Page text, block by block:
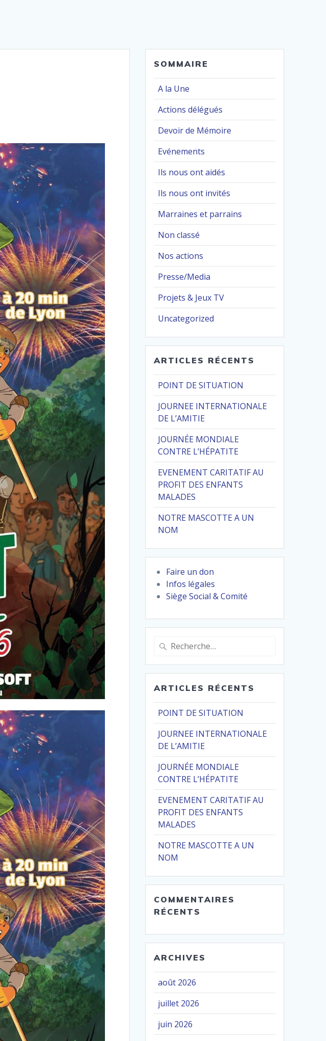
SOMMAIRE
A la Une
Actions délégués
Devoir de Mémoire
Evénements
Ils nous ont aidés
Ils nous ont invités
Marraines et parrains
Non classé
Nos actions
Presse/Media
Projets & Jeux TV
Uncategorized
ARTICLES RÉCENTS
POINT DE SITUATION
JOURNEE INTERNATIONALE
DE L’AMITIE
JOURNÉE MONDIALE
CONTRE L’HÉPATITE
EVENEMENT CARITATIF AU
PROFIT DES ENFANTS
MALADES
NOTRE MASCOTTE A UN
NOM
Faire un don
Infos légales
Siège Social & Comité
Recherche
:
ARTICLES RÉCENTS
POINT DE SITUATION
JOURNEE INTERNATIONALE
DE L’AMITIE
JOURNÉE MONDIALE
CONTRE L’HÉPATITE
EVENEMENT CARITATIF AU
PROFIT DES ENFANTS
MALADES
NOTRE MASCOTTE A UN
NOM
COMMENTAIRES
RÉCENTS
ARCHIVES
août 2026
juillet 2026
juin 2026